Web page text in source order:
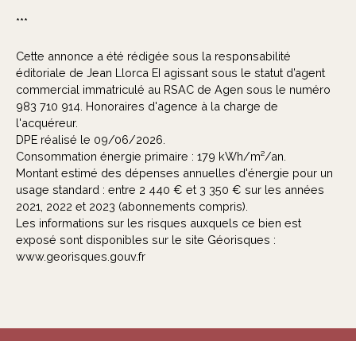
***
Cette annonce a été rédigée sous la responsabilité
éditoriale de Jean Llorca EI agissant sous le statut d’agent
commercial immatriculé au RSAC de Agen sous le numéro
983 710 914. Honoraires d'agence à la charge de
l'acquéreur.
DPE réalisé le 09/06/2026.
Consommation énergie primaire : 179 kWh/m²/an.
Montant estimé des dépenses annuelles d'énergie pour un
usage standard : entre 2 440 € et 3 350 € sur les années
2021, 2022 et 2023 (abonnements compris).
Les informations sur les risques auxquels ce bien est
exposé sont disponibles sur le site Géorisques :
www.georisques.gouv.fr